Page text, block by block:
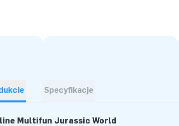
Specyfikacje
Multifun Jurassic World